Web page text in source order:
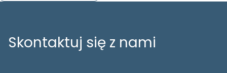
Skontaktuj się z nami